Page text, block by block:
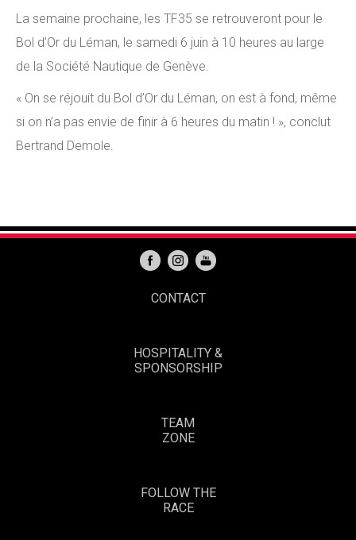
La semaine prochaine, les TF35 se retrouveront pour le
Bol d’Or du Léman, le samedi 6 juin à 10 heures au large
de la Société Nautique de Genève.
« On se réjouit du Bol d’Or du Léman, on est à fond, même
si on n’a pas envie de finir à 6 heures du matin ! », conclut
Bertrand Demole.
CONTACT
HOSPITALITY &
SPONSORSHIP
TEAM
ZONE
FOLLOW THE
RACE